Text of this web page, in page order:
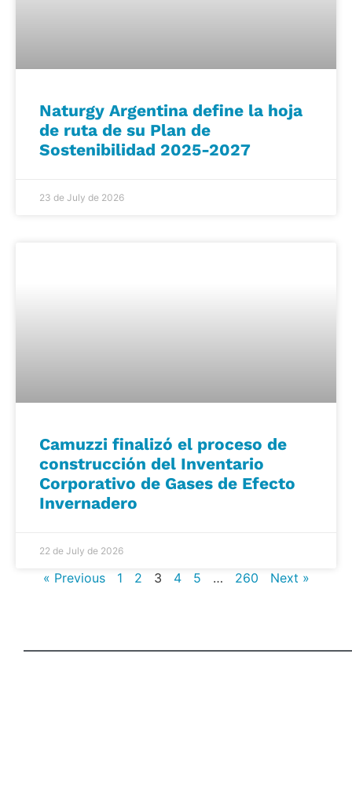
Naturgy Argentina define la hoja
de ruta de su Plan de
Sostenibilidad 2025-2027
23 de July de 2026
Camuzzi finalizó el proceso de
construcción del Inventario
Corporativo de Gases de Efecto
Invernadero
22 de July de 2026
« Previous 1 2 3 4 5 … 260 Next »